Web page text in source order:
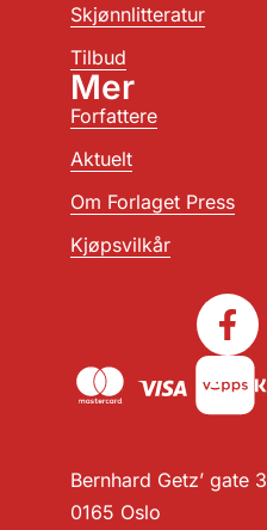
Bernhard Getz’ gate 3
0165 Oslo
Skjønnlitteratur
Tilbud
Mer
Forfattere
Aktuelt
Om Forlaget Press
Kjøpsvilkår